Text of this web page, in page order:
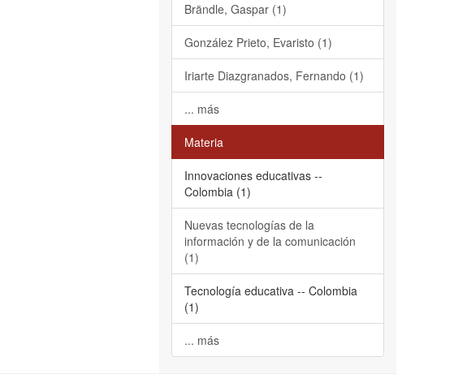
Brändle, Gaspar (1)
González Prieto, Evaristo (1)
Iriarte Diazgranados, Fernando (1)
... más
Materia
Innovaciones educativas --
Colombia (1)
Nuevas tecnologías de la
información y de la comunicación
(1)
Tecnología educativa -- Colombia
(1)
... más